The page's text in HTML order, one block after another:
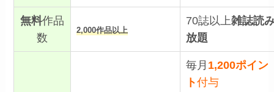
無料作品
数
2,000作品以上
70誌以上雑誌読
放題
毎月 1,200ポイン
ト付与